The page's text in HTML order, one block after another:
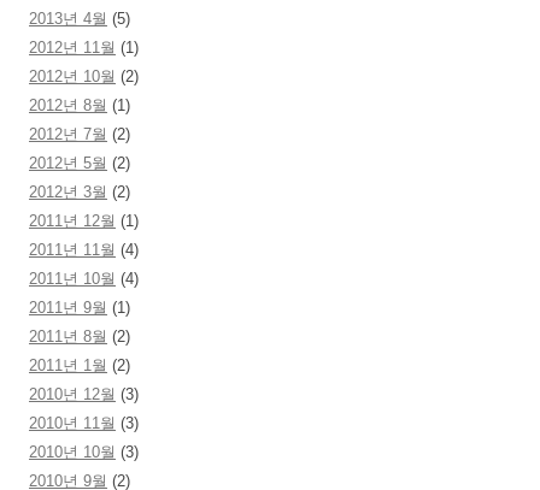
2013년 4월 (5)
2012년 11월 (1)
2012년 10월 (2)
2012년 8월 (1)
2012년 7월 (2)
2012년 5월 (2)
2012년 3월 (2)
2011년 12월 (1)
2011년 11월 (4)
2011년 10월 (4)
2011년 9월 (1)
2011년 8월 (2)
2011년 1월 (2)
2010년 12월 (3)
2010년 11월 (3)
2010년 10월 (3)
2010년 9월 (2)